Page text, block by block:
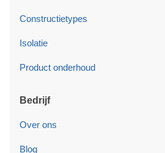
Constructietypes
Isolatie
Product onderhoud
Bedrijf
Over ons
Blog